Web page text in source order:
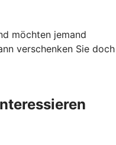
möchten jemand
verschenken Sie doch